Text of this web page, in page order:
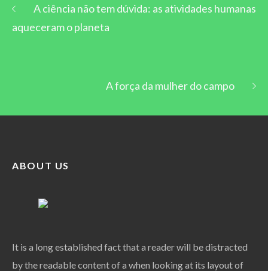
A ciência não tem dúvida: as atividades humanas
aqueceram o planeta
A força da mulher do campo
ABOUT US
It is a long established fact that a reader will be distracted
by the readable content of a when looking at its layout of